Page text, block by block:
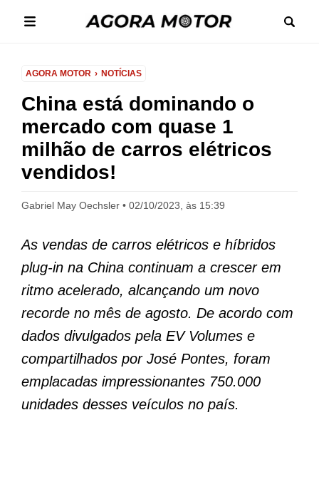
AGORA MOTOR NOTÍCIAS
China está dominando o
mercado com quase 1
milhão de carros elétricos
vendidos!
Gabriel May Oechsler 02/10/2023, às 15:39
As vendas de carros elétricos e híbridos
plug-in na China continuam a crescer em
ritmo acelerado, alcançando um novo
recorde no mês de agosto. De acordo com
dados divulgados pela EV Volumes e
compartilhados por José Pontes, foram
emplacadas impressionantes 750.000
unidades desses veículos no país.